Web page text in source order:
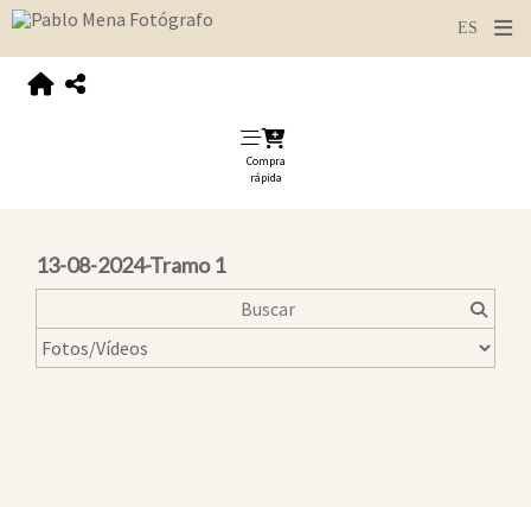
Compra
rápida
13-08-2024-Tramo 1